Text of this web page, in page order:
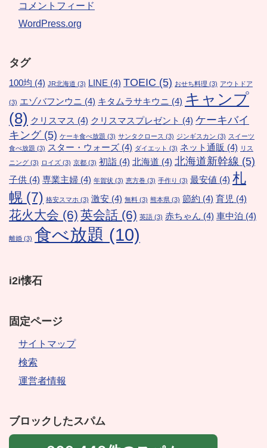
コメントフィード
WordPress.org
タグ
100均 (4) JR北海道 (3) LINE (4) TOEIC (5) おせち料理 (3) アウトドア
(3) エゾバフンウニ (4) キタムラサキウニ (4) キャンプ
(8) クリスマス (4) クリスマスプレゼント (4) ケーキバイ
キング(5) ケーキ食べ放題 (3) サンタクロース (3) ジンギスカン (3) スイーツ
食べ放題 (3) スター・ウォーズ (4) ダイエット (3) ネット通販 (4) リス
ニング (3) ロイズ (3) 京都 (3) 初詣 (4) 北海道 (4) 北海道新幹線 (5)
子供 (4) 専業主婦 (4) 年賀状 (3) 恵方巻 (3) 手作り (3) 最安値 (4) 札
幌 (7) 格安スマホ (3) 激安 (4) 無料 (3) 熊本県 (3) 節約 (4) 育児 (4)
花火大会 (6) 英会話 (6) 英語 (3) 赤ちゃん (4) 車中泊 (4)
離婚 (3) 食べ放題 (10)
i2i懐石
固定ページ
サイトマップ
検索
運営者情報
ブロックしたスパム